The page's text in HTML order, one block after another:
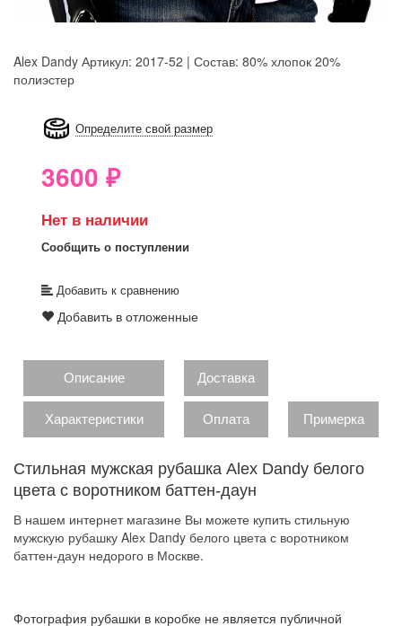
Alex Dandy Артикул: 2017-52 | Состав: 80% хлопок 20%
полиэстер
Определите свой размер
3600 ₽
Нет в наличии
Сообщить о поступлении
Добавить к сравнению
Добавить в отложенные
Описание Доставка
Характеристики Оплата Примерка
Стильная мужская рубашка Aleх Dandy белого
цвета с воротником баттен-даун
В нашем интернет магазине Вы можете купить стильную
мужскую рубашку Aleх Dandy белого цвета с воротником
баттен-даун недорого в Москве.
Фотография рубашки в коробке не является публичной